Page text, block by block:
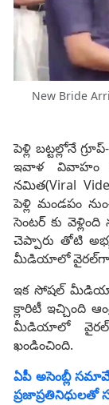
New Bride
పెళ్లి బట్టల్లోనే
ఇవాళ వివాహం
నమిత(Viral
పెళ్లి మండపం
సెంటర్ కు
చెప్పారు తోటి
మీడియాలో వైరల్‌గా
ఇక సోషల్ మీడియాలో
క్లారిటీ ఇచ్చింది
మీడియాలో వైరల్
ఖండించింది.
ఏపీ అసెంబ్లీ